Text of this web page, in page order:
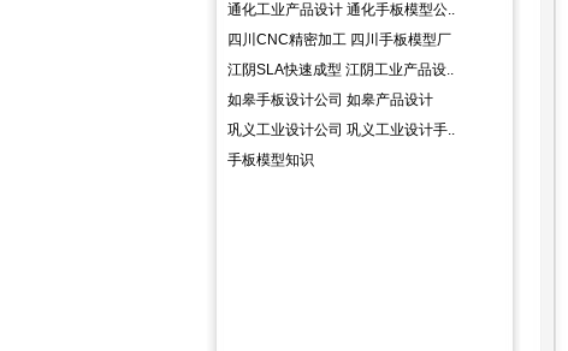
通化工业产品设计 通化手板模型公..
四川CNC精密加工 四川手板模型厂
江阴SLA快速成型 江阴工业产品设..
如皋手板设计公司 如皋产品设计
巩义工业设计公司 巩义工业设计手..
手板模型知识